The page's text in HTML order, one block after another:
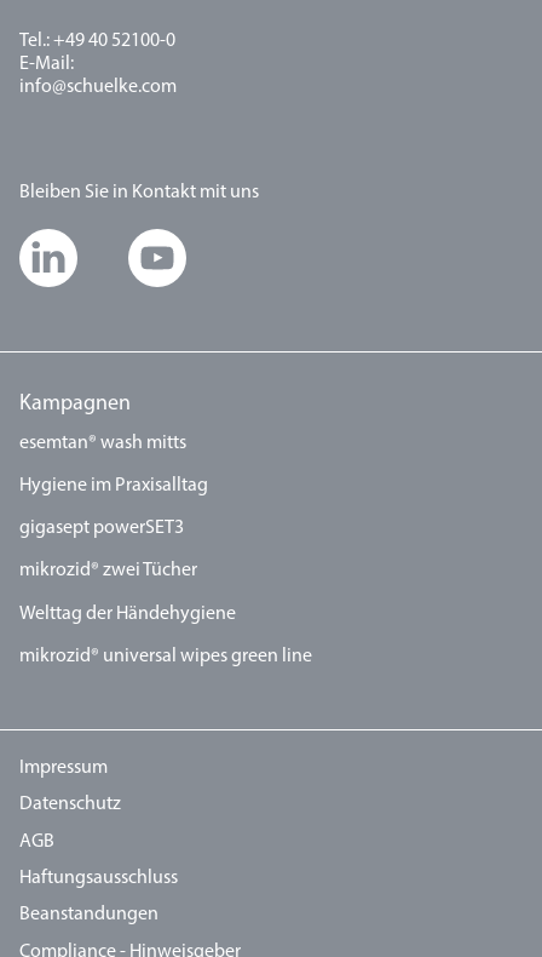
Tel.: +49 40 52100-0
E-Mail:
info@schuelke.com
Bleiben Sie in Kontakt mit uns
Kampagnen
esemtan® wash mitts
Hygiene im Praxisalltag
gigasept powerSET3
mikrozid® zwei Tücher
Welttag der Händehygiene
mikrozid® universal wipes green line
Impressum
Datenschutz
AGB
Haftungsausschluss
Beanstandungen
Compliance - Hinweisgeber